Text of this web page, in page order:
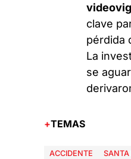
clave
pérdida
La
se
TEMAS
ACCIDENTE SANTA